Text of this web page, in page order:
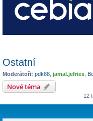
Ostatní
Moderátoři: pdk88 jamal.jefries
Nové téma
12